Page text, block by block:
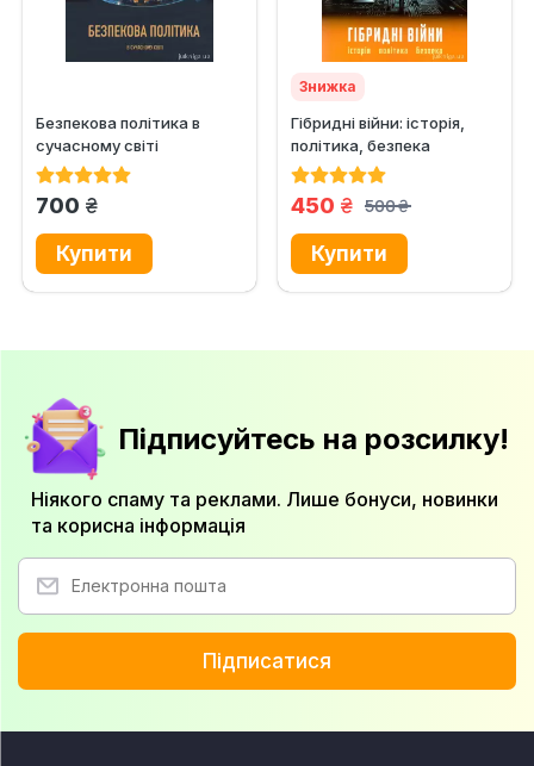
Безпекова політика в
сучасному світі
700 грн.
Знижка
Гібридні війни: історія,
політика, безпека
500
грн.
450 грн.
Підписуйтесь на розсилку!
Ніякого спаму та реклами. Лише бонуси, новинки
та корисна інформація
Підписатися